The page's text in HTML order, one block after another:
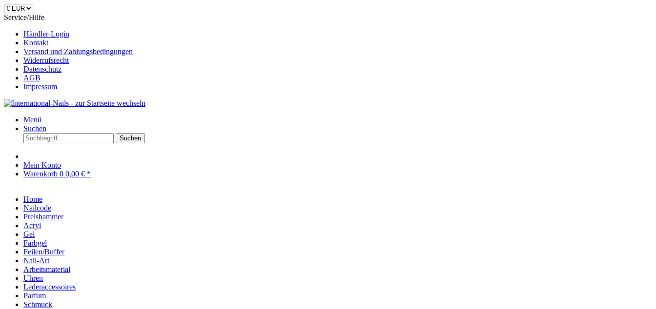
Service/Hilfe
Händler-Login
Kontakt
Versand und Zahlungsbedingungen
Widerrufsrecht
Datenschutz
AGB
Impressum
Menü
Suchen
Suchen
Mein Konto
Warenkorb 0 0,00 € *
Home
Nailcode
Preishammer
Acryl
Gel
Farbgel
Feilen/Buffer
Nail-Art
Arbeitsmaterial
Uhren
Lederaccessoires
Parfum
Schmuck